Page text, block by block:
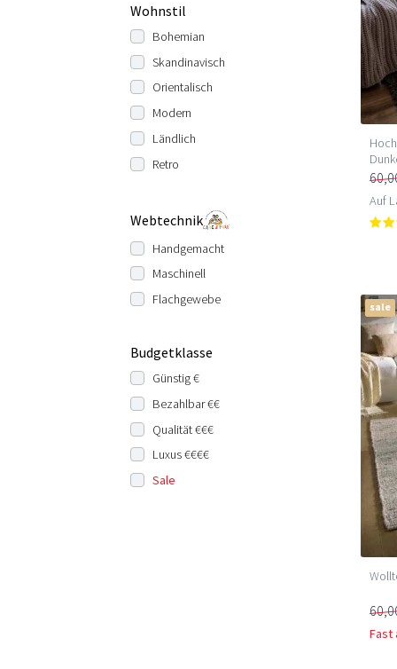
Wohnstil
Bohemian
Skandinavisch
Orientalisch
Modern
Ländlich
Retro
Webtechnik
Handgemacht
Maschinell
Flachgewebe
Budgetklasse
Günstig €
Bezahlbar €€
Qualität €€€
Luxus €€€€
Sale
Auf
sale
Fast